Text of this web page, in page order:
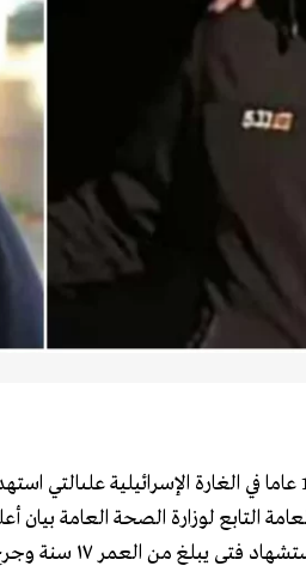
التابع لوزارة الصحة العامة بيان
الاسرائيلي على بلدة دير